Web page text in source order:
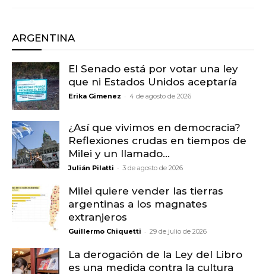
ARGENTINA
El Senado está por votar una ley
que ni Estados Unidos aceptaría
Erika Gimenez - 4 de agosto de 2026
¿Así que vivimos en democracia?
Reflexiones crudas en tiempos de
Milei y un llamado...
Julián Pilatti - 3 de agosto de 2026
Milei quiere vender las tierras
argentinas a los magnates
extranjeros
Guillermo Chiquetti - 29 de julio de 2026
La derogación de la Ley del Libro
es una medida contra la cultura